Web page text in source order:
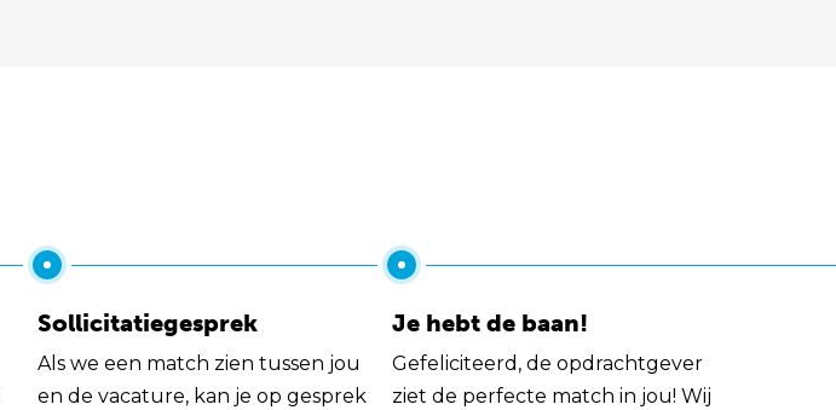
Sollicitatiegesprek
Als we een match zien tussen jou
en de vacature, kan je op gesprek
Je hebt de baan!
Gefeliciteerd, de opdrachtgever
ziet de perfecte match in jou! Wij